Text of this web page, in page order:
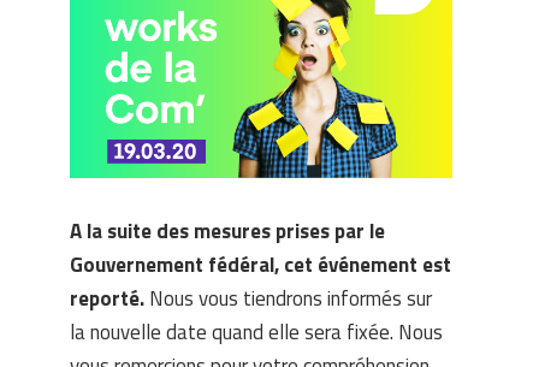
A la suite des mesures prises par le
Gouvernement fédéral, cet événement est
reporté.Nous vous tiendrons informés sur
la nouvelle date quand elle sera fixée. Nous